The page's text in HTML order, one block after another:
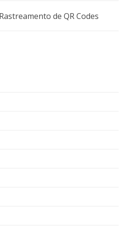
de QR Codes